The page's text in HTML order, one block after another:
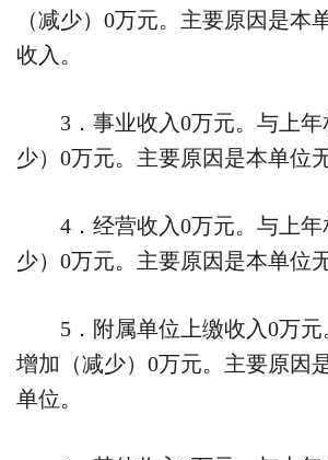
（减少） 0万元。主要原因是本
收入。
3 ．事业收入0万元。与上
少） 0万元。主要原因是本单位
4 ．经营收入0万元。与上
少） 0万元。主要原因是本单位
5 ．附属单位上缴收入0万元
增加（减少） 0万元。主要原因
单位。